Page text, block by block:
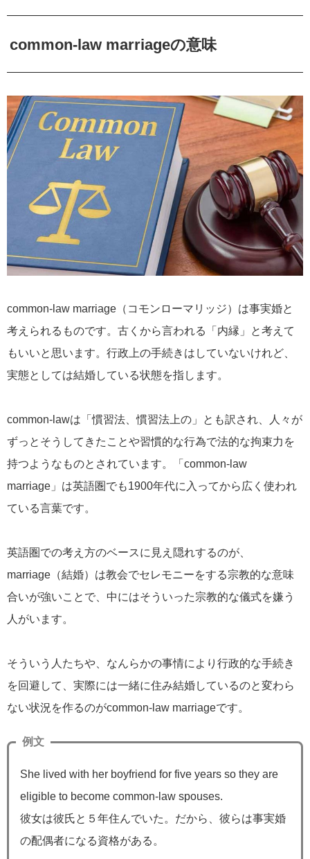
common-law marriageの意味
common-law marriage（コモンローマリッジ）は事実婚と
考えられるものです。古くから言われる「内縁」と考えて
もいいと思います。行政上の手続きはしていないけれど、
実態としては結婚している状態を指します。
common-lawは「慣習法、慣習法上の」とも訳され、人々が
ずっとそうしてきたことや習慣的な行為で法的な拘束力を
持つようなものとされています。「common-law
marriage」は英語圏でも1900年代に入ってから広く使われ
ている言葉です。
英語圏での考え方のベースに見え隠れするのが、
marriage（結婚）は教会でセレモニーをする宗教的な意味
合いが強いことで、中にはそういった宗教的な儀式を嫌う
人がいます。
そういう人たちや、なんらかの事情により行政的な手続き
を回避して、実際には一緒に住み結婚しているのと変わら
ない状況を作るのがcommon-law marriageです。
例文
She lived with her boyfriend for five years so they are
eligible to become common-law spouses.
彼女は彼氏と５年住んでいた。だから、彼らは事実婚
の配偶者になる資格がある。